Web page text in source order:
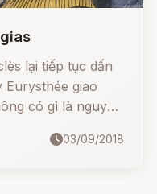
lại tiếp tục dấn
giao
có gì là nguy
cũng có lúc
03/09/2018